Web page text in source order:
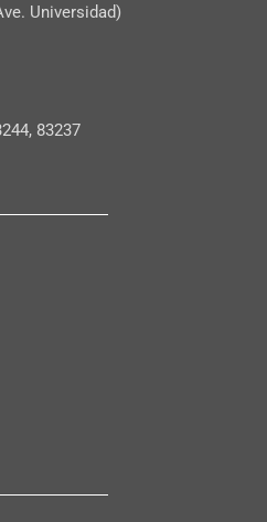
Universidad)
83237